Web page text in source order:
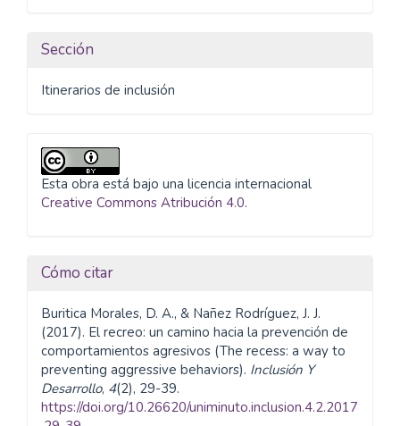
Sección
Itinerarios de inclusión
Esta obra está bajo una licencia internacional
Creative Commons Atribución 4.0.
Cómo citar
Buritica Morales, D. A., & Nañez Rodríguez, J. J.
(2017). El recreo: un camino hacia la prevención de
comportamientos agresivos (The recess: a way to
preventing aggressive behaviors). Inclusión Y
Desarrollo, 4(2), 29-39.
https://doi.org/10.26620/uniminuto.inclusion.4.2.2017